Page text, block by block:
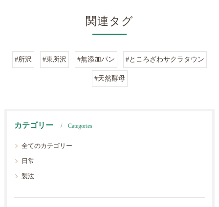
関連タグ
#所沢 #東所沢 #無添加パン #ところざわサクラタウン
#天然酵母
カテゴリー Categories
全てのカテゴリー
日常
製法